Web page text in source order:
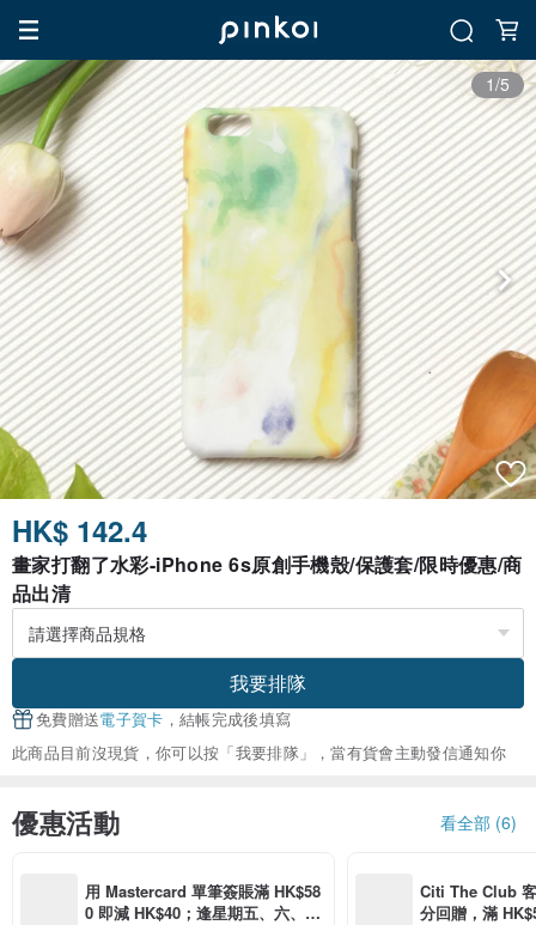
1/5
HK$ 142.4
畫家打翻了水彩-iPhone 6s原創手機殼/保護套/限時優惠/商
品出清
我要排隊
免費贈送電子賀卡 ，結帳完成後填寫
此商品目前沒現貨，你可以按「我要排隊」，當有貨會主動發信通知你
優惠活動 看全部 (6)
用 Mastercard 單筆簽賬滿 HK$58
0 即減 HK$40；逢星期五、六、日
Citi The Club
分回贈，滿